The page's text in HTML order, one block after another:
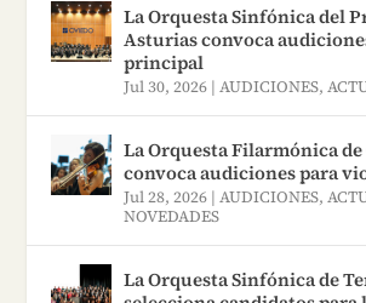
La Orquesta Sinfónica del
Asturias convoca
principal
Jul 30, 2026 |AUDICIONES,
La Orquesta Filarmónica
convoca audiciones para
Jul 28, 2026 |AUDICIONES,
NOVEDADES
La Orquesta Sinfónica de